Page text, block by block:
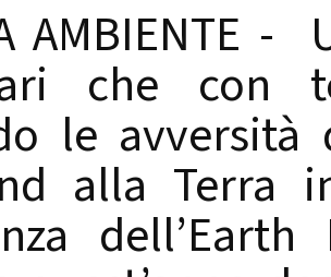
AMBIENTE
che con
le
alla Terra